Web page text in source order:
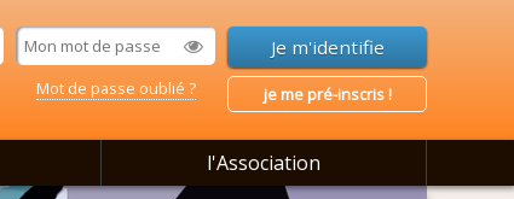
Mot de passe oublié ? je me pré-inscris !
l'Association